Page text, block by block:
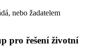
nebo žadatelem
pro řešení životní